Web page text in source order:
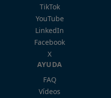
TikTok
YouTube
LinkedIn
Facebook
X
AYUDA
FAQ
Vídeos